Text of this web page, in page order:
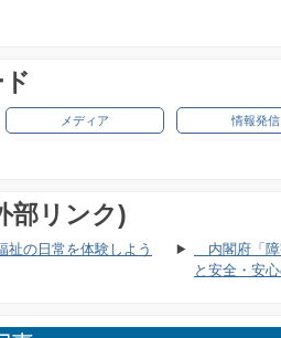
メディア 情報発信
部リンク)
祉の日常を体験しよう
内閣府「障
と安全・安